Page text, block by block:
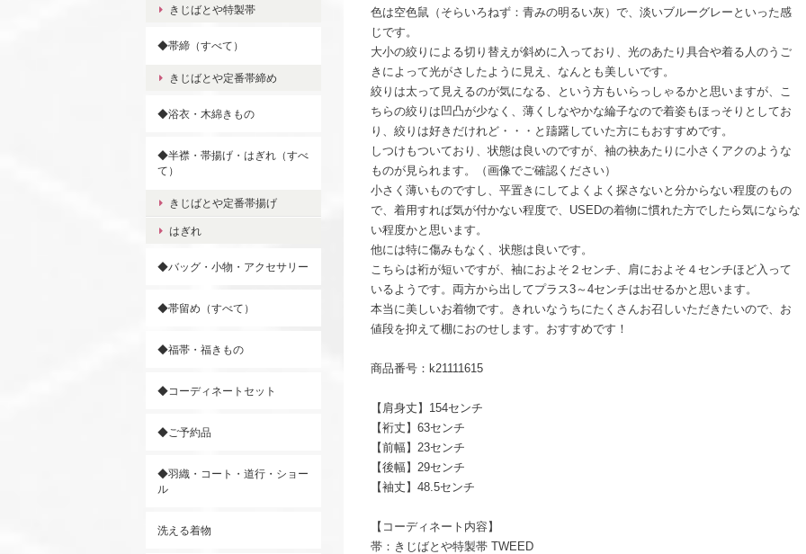
色は空色鼠（そらいろねず：青みの明るい灰）で、淡いブルーグレーといった感
じです。
大小の絞りによる切り替えが斜めに入っており、光のあたり具合や着る人のうご
きによって光がさしたように見え、なんとも美しいです。
絞りは太って見えるのが気になる、という方もいらっしゃるかと思いますが、こ
ちらの絞りは凹凸が少なく、薄くしなやかな綸子なので着姿もほっそりとしてお
り、絞りは好きだけれど・・・と躊躇していた方にもおすすめです。
しつけもついており、状態は良いのですが、袖の袂あたりに小さくアクのような
ものが見られます。（画像でご確認ください）
小さく薄いものですし、平置きにしてよくよく探さないと分からない程度のもの
で、着用すれば気が付かない程度で、USEDの着物に慣れた方でしたら気にならな
い程度かと思います。
他には特に傷みもなく、状態は良いです。
こちらは裄が短いですが、袖におよそ２センチ、肩におよそ４センチほど入って
いるようです。両方から出してプラス3～4センチは出せるかと思います。
本当に美しいお着物です。きれいなうちにたくさんお召しいただきたいので、お
値段を抑えて棚におのせします。おすすめです！
商品番号：k21111615
【肩身丈】154センチ
【裄丈】63センチ
【前幅】23センチ
【後幅】29センチ
【袖丈】48.5センチ
【コーディネート内容】
帯：きじばとや特製帯 TWEED
きじばとや特製帯
◆帯締（すべて）
きじばとや定番帯締め
◆浴衣・木綿きもの
◆半襟・帯揚げ・はぎれ（すべ
て）
きじばとや定番帯揚げ
はぎれ
◆バッグ・小物・アクセサリー
◆帯留め（すべて）
◆福帯・福きもの
◆コーディネートセット
◆ご予約品
◆羽織・コート・道行・ショー
ル
洗える着物